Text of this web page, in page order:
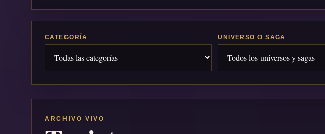
CATEGORÍA UNIVERSO O SAGA
ARCHIVO VIVO